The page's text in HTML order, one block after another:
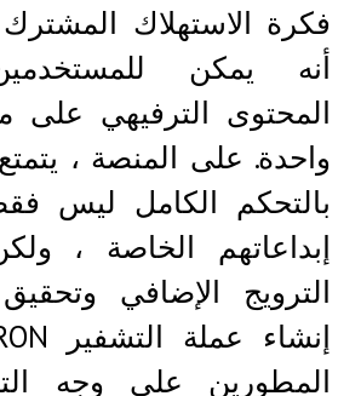
فكرة الاستهلاك
أنه يمكن
المحتوى الترفيهي على
واحدة. على المنصة ،
بالتحكم الكامل ليس
إبداعاتهم الخاصة ،
الترويج الإضافي
المطورين على وجه